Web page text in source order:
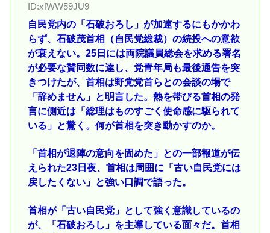
ID:xfWW59JU9
自民党内の「石破おろし」が加速するにもかかわ
らず、石破茂首相（自民党総裁）の続投への意欲
が衰えない。25日には両院議員総会を求める署名
が必要な賛同数に達し、党青年局も最後通告を突
きつけたが、首相は野党党首らとの会談の場で
「辞めません」と明言した。熱を帯びる首相の発
言に側近は「総理はものすごく使命感に駆られて
いる」と驚く。何が首相を突き動かすのか。
「首相が退陣の意向を固めた」との一部報道が伝
えられた23日夜、首相は周囲に「古い自民党には
戻したくない」と強い口調で語った。
首相が「古い自民党」として強く意識しているの
が、「石破おろし」を主導している面々だ。首相